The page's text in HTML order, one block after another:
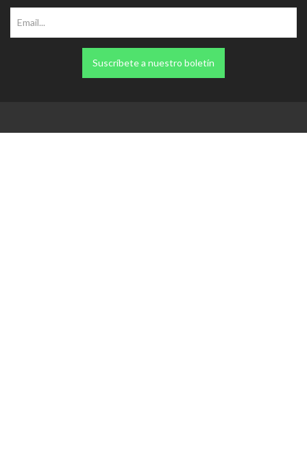
Suscríbete a nuestro boletín